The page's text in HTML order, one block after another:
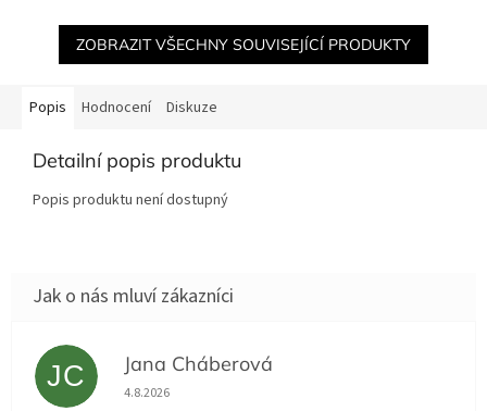
ZOBRAZIT VŠECHNY SOUVISEJÍCÍ PRODUKTY
Popis Hodnocení Diskuze
Detailní popis produktu
Popis produktu není dostupný
JC Jana Cháberová
Hodnocení obchodu je 5 z 5 hvězdiček.
4.8.2026